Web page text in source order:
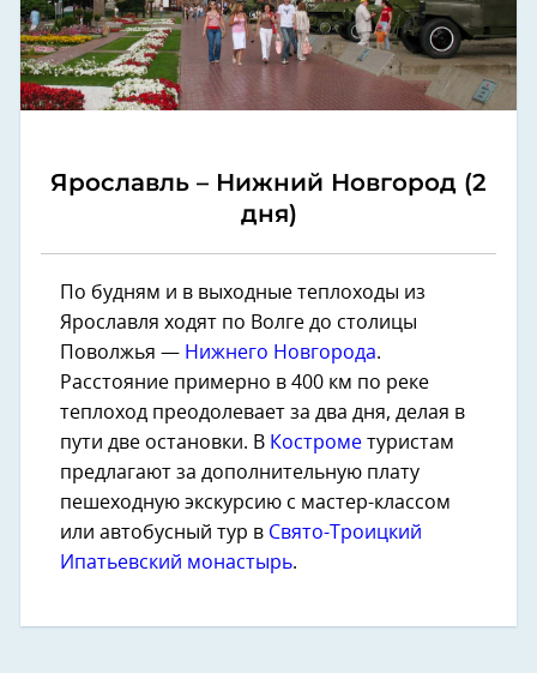
Ярославль – Нижний Новгород (2
дня)
По будням и в выходные теплоходы из
Ярославля ходят по Волге до столицы
Поволжья — Нижнего Новгорода.
Расстояние примерно в 400 км по реке
теплоход преодолевает за два дня, делая в
пути две остановки. В Костроме туристам
предлагают за дополнительную плату
пешеходную экскурсию с мастер-классом
или автобусный тур в Свято-Троицкий
Ипатьевский монастырь.